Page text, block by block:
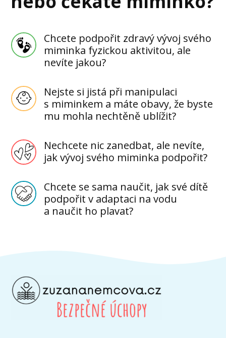
Chcete podpořit zdravý vývoj svého
miminka fyzickou aktivitou, ale
nevíte jakou?
Nejste si jistá při manipulaci
s miminkem a máte obavy, že byste
mu mohla nechtěně ublížit?
Nechcete nic zanedbat, ale nevíte,
jak vývoj svého miminka podpořit?
Chcete se sama naučit, jak své dítě
podpořit v adaptaci na vodu
a naučit ho plavat?